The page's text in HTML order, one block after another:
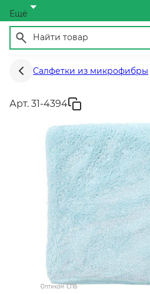
Ещё
Салфетки из микрофибры
Арт. 31-4394